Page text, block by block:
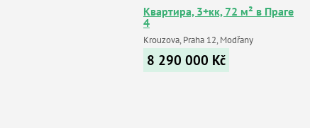
Квартира, 3+кк, 72 м² в Праге
4
Krouzova, Praha 12, Modřany
8 290 000 Kč